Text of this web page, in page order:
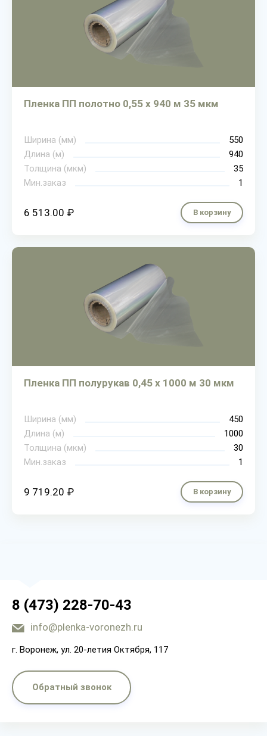
Пленка ПП полотно 0,55 х 940 м 35 мкм
Ширина (мм)
550
Длина (м)
940
Толщина (мкм)
35
Мин.заказ
1
6 513.00 ₽ В корзину
Пленка ПП полурукав 0,45 х 1000 м 30 мкм
Ширина (мм)
450
Длина (м)
1000
Толщина (мкм)
30
Мин.заказ
1
9 719.20 ₽ В корзину
8 (473) 228-70-43
info@plenka-voronezh.ru
г. Воронеж, ул. 20-летия Октября, 117
Обратный звонок